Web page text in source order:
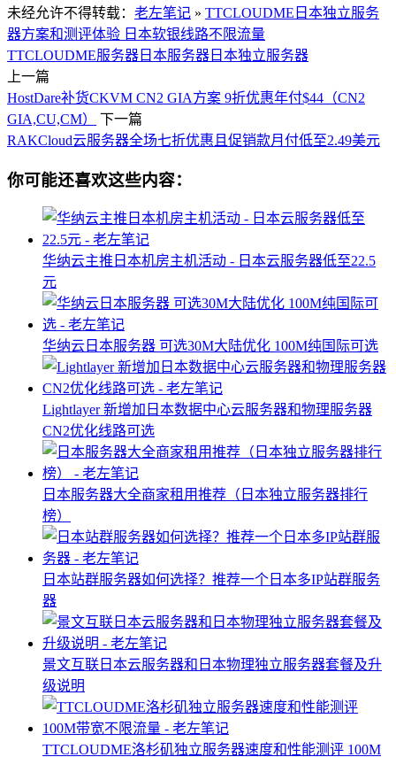
未经允许不得转载： 老左笔记 » TTCLOUDME日本独立服务
器方案和测评体验 日本软银线路不限流量
TTCLOUDME服务器 日本服务器 日本独立服务器
上一篇
HostDare补货CKVM CN2 GIA方案 9折优惠年付$44（CN2
GIA,CU,CM）
下一篇
RAKCloud云服务器全场七折优惠且促销款月付低至2.49美元
你可能还喜欢这些内容：
华纳云主推日本机房主机活动 - 日本云服务器低至22.5
元
华纳云日本服务器 可选30M大陆优化 100M纯国际可选
Lightlayer 新增加日本数据中心云服务器和物理服务器
CN2优化线路可选
日本服务器大全商家租用推荐（日本独立服务器排行
榜）
日本站群服务器如何选择？推荐一个日本多IP站群服务
器
景文互联日本云服务器和日本物理独立服务器套餐及升
级说明
TTCLOUDME洛杉矶独立服务器速度和性能测评 100M